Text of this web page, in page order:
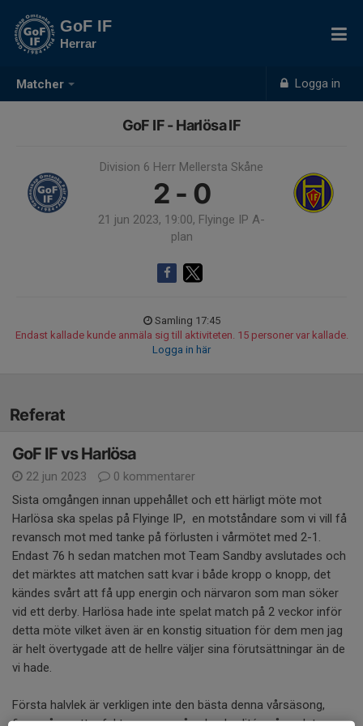
Matcher Logga in
GoF IF
Herrar
GoF IF - Harlösa IF
Division 6 Herr Mellersta Skåne
2 - 0
21 jun 2023, 19:00, Flyinge IP A-
plan
Samling 17:45
Endast kallade kunde anmäla sig till aktiviteten. 15 personer var kallade.
Logga in här
Referat
GoF IF vs Harlösa
22 jun 2023
0 kommentarer
Sista omgången innan uppehållet och ett härligt möte mot
Harlösa ska spelas på Flyinge IP, en motståndare som vi vill få
revansch mot med tanke på förlusten i vårmötet med 2-1.
Endast 76 h sedan matchen mot Team Sandby avslutades och
det märktes att matchen satt kvar i både kropp o knopp, det
kändes svårt att få upp energin och närvaron som man söker
vid ett derby. Harlösa hade inte spelat match på 2 veckor inför
detta möte vilket även är en konstig situation för dem men jag
är helt övertygade att de hellre väljer sina förutsättningar än de
vi hade.
Första halvlek är verkligen inte den bästa denna vårsäsong,